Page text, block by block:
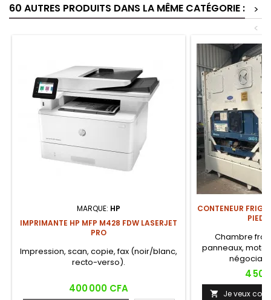
60 AUTRES PRODUITS DANS LA MÊME CATÉGORIE :
>
<
MARQUE: HP
IMPRIMANTE HP MFP M428 FDW LASERJET
PRO
Impression, scan, copie, fax (noir/blanc,
recto-verso).
Prix
400 000 CFA
CONTENEUR
Chambre
panneaux,
Prix
4
 Je veux